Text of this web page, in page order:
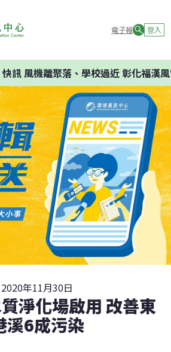
電子報 登入
快訊風機離聚落、學校過近 彰化福漢風
2020年11月30日
淨化場啟用 改善東
溪6成污染